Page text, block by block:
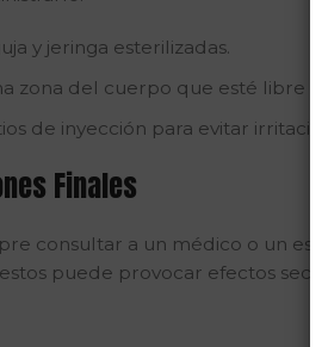
y jeringa esterilizadas.
zona del cuerpo que esté libre
de inyección para evitar irritación.
Finales
consultar a un médico o un
puede provocar efectos